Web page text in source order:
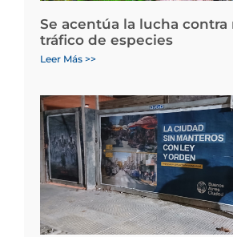
Se acentúa la lucha contra
tráfico de especies
Leer Más >>